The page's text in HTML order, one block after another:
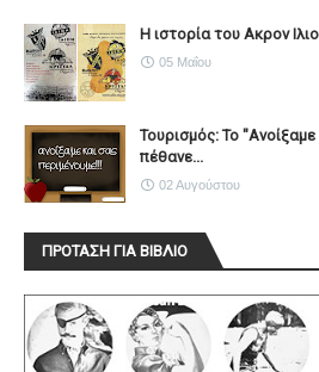
Η ιστορία του Ακρον
05 Μαΐου
Τουρισμός: Το
πέθανε...
02 Αυγούστου
ΠΡΟΤΑΣΗ ΓΙΑ ΒΙΒΛΙΟ